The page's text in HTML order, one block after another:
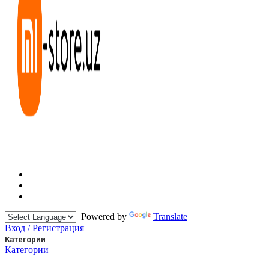
Powered by
Translate
Вход / Регистрация
Категории
Категории